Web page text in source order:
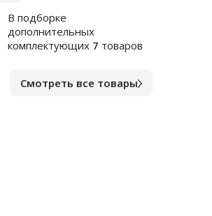
Арт.ви2082420
Держатель мопов Vermop
В подборке
дополнительных
комплектующих 7 товаров
Смотреть все товары